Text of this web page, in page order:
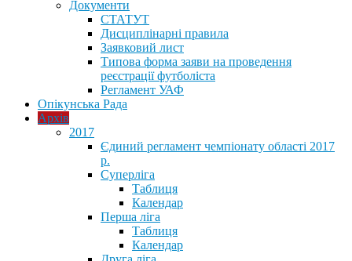
Документи
СТАТУТ
Дисциплінарні правила
Заявковий лист
Типова форма заяви на проведення
реєстрації футболіста
Регламент УАФ
Опікунська Рада
Архів
2017
Єдиний регламент чемпіонату області 2017
р.
Суперліга
Таблиця
Календар
Перша ліга
Таблиця
Календар